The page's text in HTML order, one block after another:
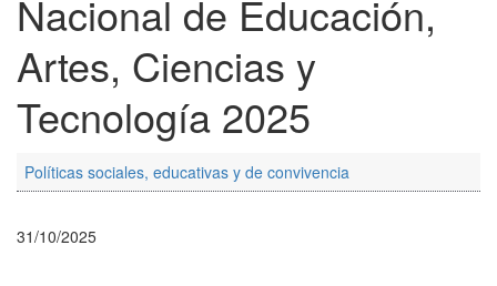
Nacional de Educación,
Artes, Ciencias y
Tecnología 2025
Políticas sociales, educativas y de convivencia
31/10/2025